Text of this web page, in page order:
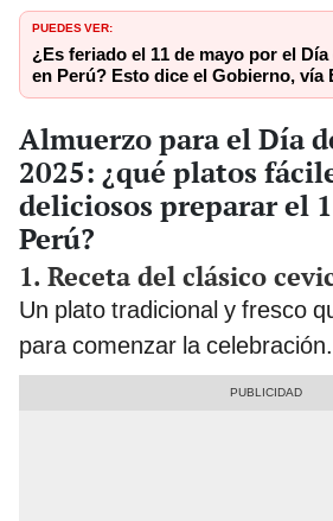
PUEDES VER:
¿Es feriado el 11 de mayo por el Día
en Perú? Esto dice el Gobierno, vía
Almuerzo para el Día
2025: ¿qué platos
deliciosos preparar el
Perú?
1. Receta del clásico
Un plato tradicional y fresco
para comenzar la celebración.